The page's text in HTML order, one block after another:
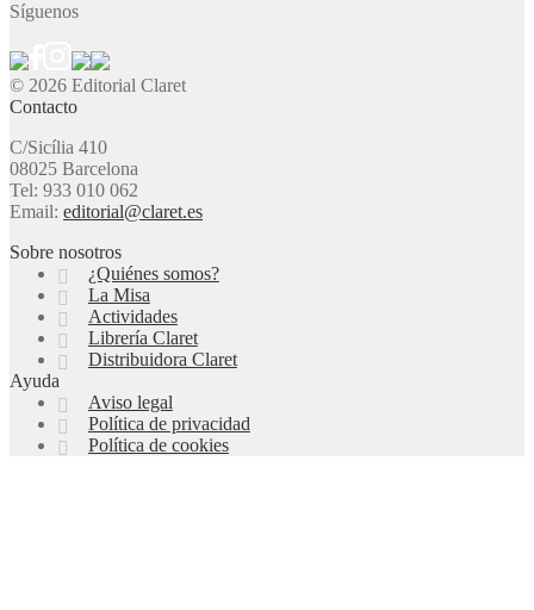
Síguenos
© 2026 Editorial Claret
Contacto
C/Sicília 410
08025 Barcelona
Tel: 933 010 062
Email: editorial@claret.es
Sobre nosotros
¿Quiénes somos?
La Misa
Actividades
Librería Claret
Distribuidora Claret
Ayuda
Aviso legal
Política de privacidad
Política de cookies